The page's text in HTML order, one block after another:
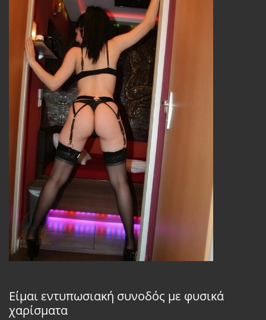
Είμαι εντυπωσιακή συνοδός με φυσικά
χαρίσματα